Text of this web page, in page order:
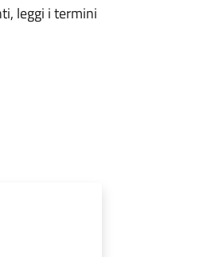
leggi i termini